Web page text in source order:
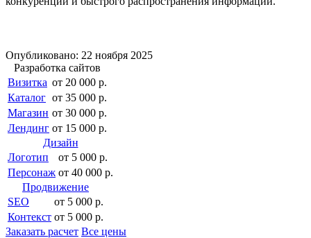
Опубликовано: 22 ноября 2025
Разработка сайтов
Визитка от 20 000 р.
Каталог от 35 000 р.
Магазин от 30 000 р.
Лендинг от 15 000 р.
Дизайн
Логотип
от 5 000 р.
Персонаж от 40 000 р.
Продвижение
SEO
от 5 000 р.
Контекст от 5 000 р.
Заказать расчет Все цены